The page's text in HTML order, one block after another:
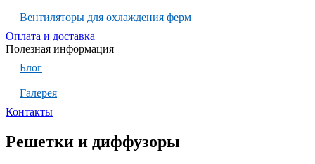
Вентиляторы для охлаждения ферм
Оплата и доставка
Полезная информация
Блог
Галерея
Контакты
Решетки и диффузоры